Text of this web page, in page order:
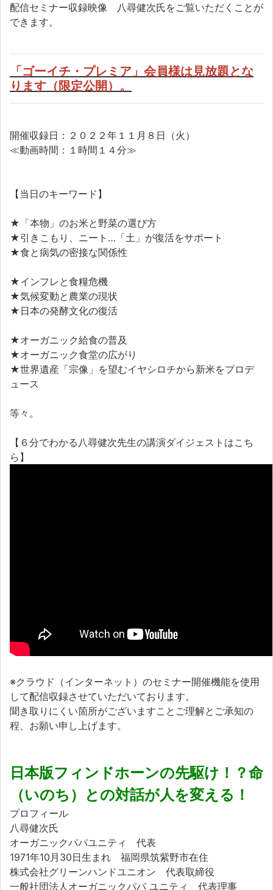
配信セミナー収録映像 八尋健次氏をご覧いただくことが
できます。
「ゴーイチ・プレミア」会員様は見放題とな
ります（限定公開）。
開催収録日：２０２２年１１月８日（火）
≪動画時間：１時間１４分≫
【当日のキーワード】
★「本物」のお米と野菜の選び方
★引きこもり、ニート…「土」が復活をサポート
★食と病気の密接な関係性
★インフレと食糧危機
★気候変動と農業の現状
★日本の発酵文化の復活
★オーガニック給食の普及
★オーガニック食堂の広がり
★世界遺産「宗像」を望むイヤシロチから新米をプロデ
ュース
等々。
【６分でわかる八尋健次先生の講演ダイジェストはこち
ら】
※クラウド（インターネット）のセミナー開催機能を使用
して配信収録させていただいております。
聞き取りにくい箇所がございますことご理解とご承知の
程、お願い申し上げます。
日本版フィンドホーンの先駆け！？命
（いのち）との対話が人を変える！
プロフィール
八尋健次氏
オーガニックパパユニティ 代表
1971年10月30日生まれ 福岡県筑紫野市在住
株式会社グリーンハンドユニオン 代表取締役
一般社団法人オーガニックパパ ユニティ 代表理事